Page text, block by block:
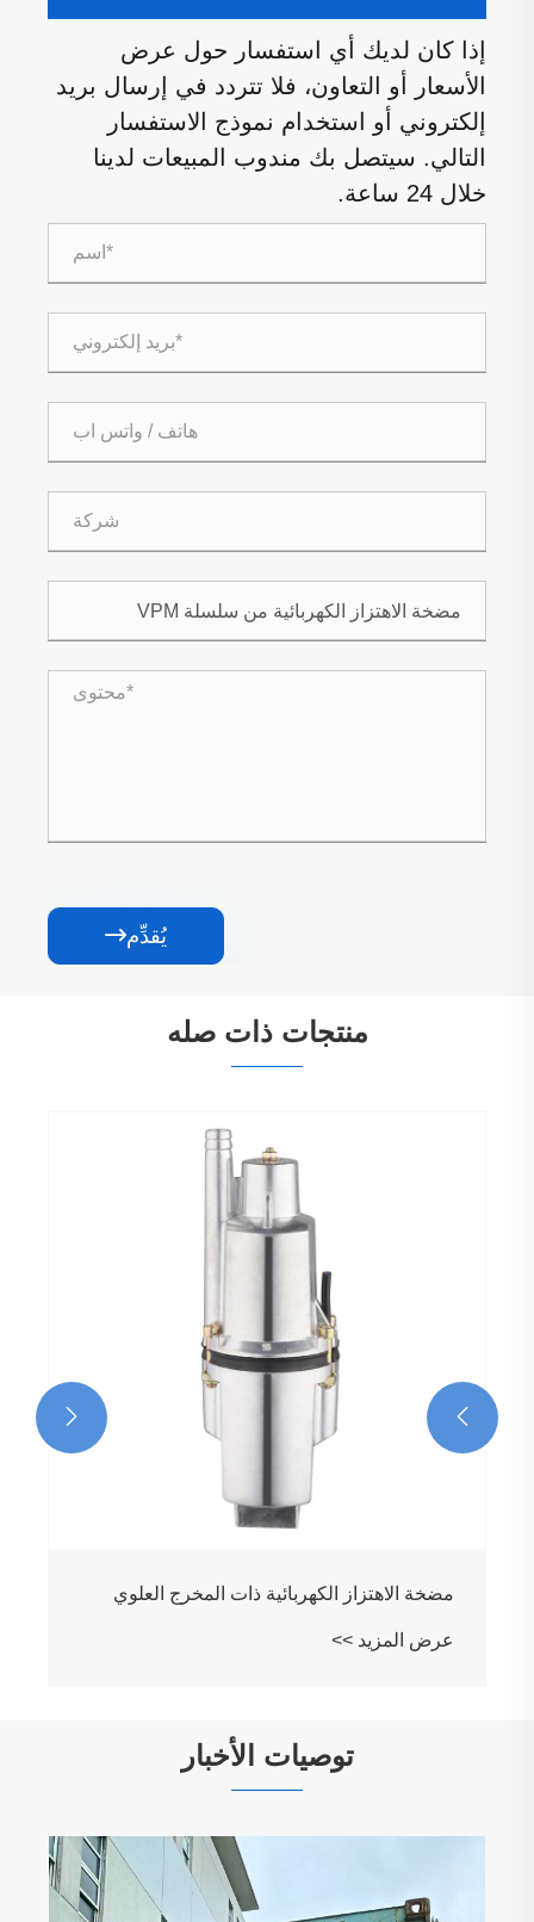
إذا كان لديك أي استفسار حول عرض
الأسعار أو التعاون، فلا تتردد في إرسال بريد
إلكتروني أو استخدام نموذج الاستفسار
التالي. سيتصل بك مندوب المبيعات لدينا
خلال 24 ساعة.
يُقدِّم
منتجات ذات صله
مضخة الاهتزاز الكهربائية ذات المخرج العلوي
عرض المزيد >>


توصيات الأخبار